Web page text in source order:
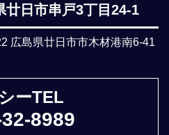
廿日市串戸3丁目24-1
広島県廿日市市木材港南6-41
ーTEL
8989